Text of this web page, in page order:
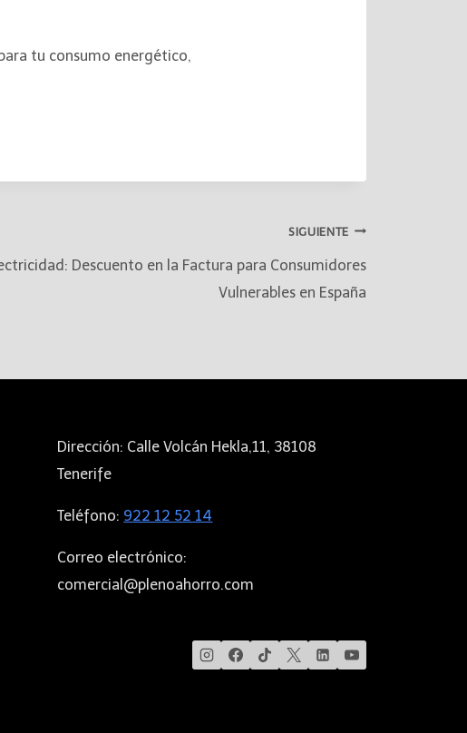
tu consumo energético,
SIGUIENTE
Descuento en la Factura para Consumidores
Vulnerables en España
Dirección: Calle Volcán Hekla,11, 38108
Tenerife
Teléfono: 922 12 52 14
Correo electrónico:
comercial@plenoahorro.com